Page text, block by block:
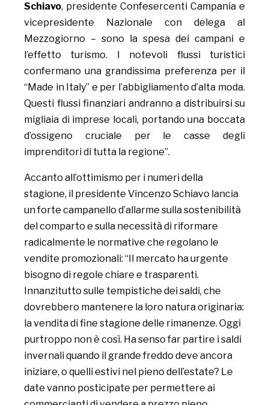
Schiavo, presidente Confesercenti Campania e
vicepresidente Nazionale con delega al
Mezzogiorno – sono la spesa dei campani e
l’effetto turismo. I notevoli flussi turistici
confermano una grandissima preferenza per il
“Made in Italy” e per l’abbigliamento d’alta moda.
Questi flussi finanziari andranno a distribuirsi su
migliaia di imprese locali, portando una boccata
d’ossigeno cruciale per le casse degli
imprenditori di tutta la regione”.
Accanto all’ottimismo per i numeri della
stagione, il presidente Vincenzo Schiavo lancia
un forte campanello d’allarme sulla sostenibilità
del comparto e sulla necessità di riformare
radicalmente le normative che regolano le
vendite promozionali: “Il mercato ha urgente
bisogno di regole chiare e trasparenti.
Innanzitutto sulle tempistiche dei saldi, che
dovrebbero mantenere la loro natura originaria:
la vendita di fine stagione delle rimanenze. Oggi
purtroppo non è così. Ha senso far partire i saldi
invernali quando il grande freddo deve ancora
iniziare, o quelli estivi nel pieno dell’estate? Le
date vanno posticipate per permettere ai